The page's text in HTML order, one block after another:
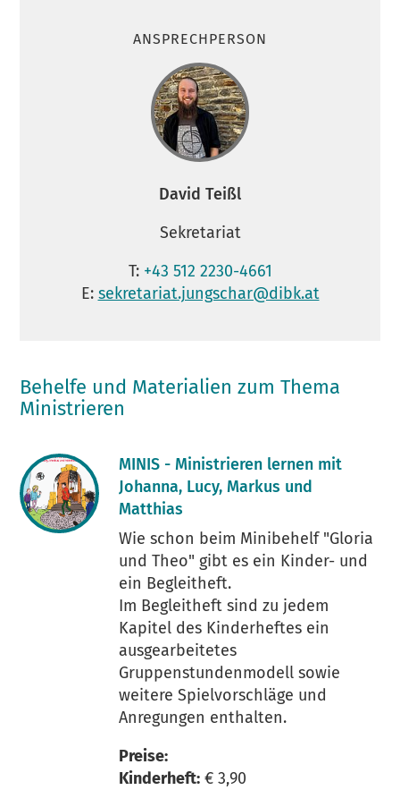
ANSPRECHPERSON
David Teißl
Sekretariat
T: +43 512 2230-4661
E: sekretariat.jungschar@dibk.at
Behelfe und Materialien zum Thema
Ministrieren
MINIS - Ministrieren lernen mit
Johanna, Lucy, Markus und
Matthias
Wie schon beim Minibehelf "Gloria
und Theo" gibt es ein Kinder- und
ein Begleitheft.
Im Begleitheft sind zu jedem
Kapitel des Kinderheftes ein
ausgearbeitetes
Gruppenstundenmodell sowie
weitere Spielvorschläge und
Anregungen enthalten.
Preise:
Kinderheft: € 3,90